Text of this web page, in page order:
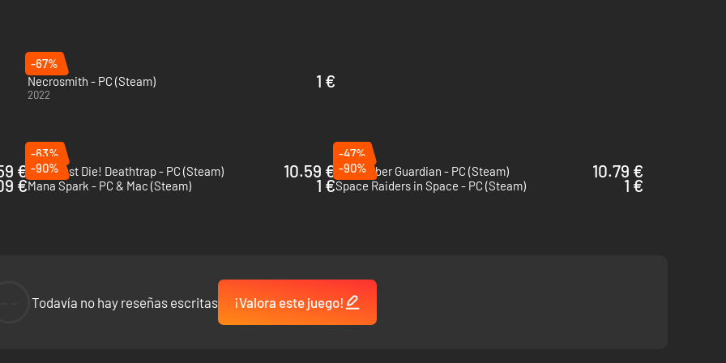
único. Construye laboratorios nigrománticos y crea partes del cuerpo y dispositivos que mejorarán a tus huestes y
-67%
Necrosmith - PC (Steam)
2022
1 €
€
-63%
Orcs Must Die! Deathtrap - PC (Steam)
10.59 €
-47%
The Ember Guardian - PC (Steam)
10.79 €
€
-90%
Mana Spark - PC & Mac (Steam)
1 €
-90%
Space Raiders in Space - PC (Steam)
1 €
Todavía no hay reseñas escritas ¡Valora este juego!